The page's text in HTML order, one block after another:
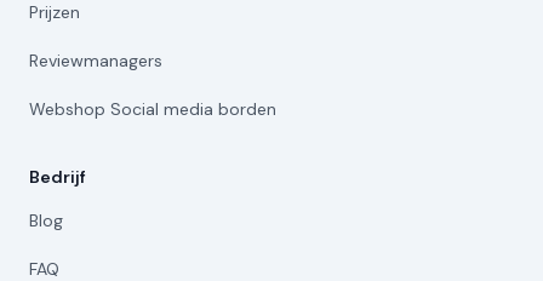
Prijzen
Reviewmanagers
Webshop Social media borden
Bedrijf
Blog
FAQ